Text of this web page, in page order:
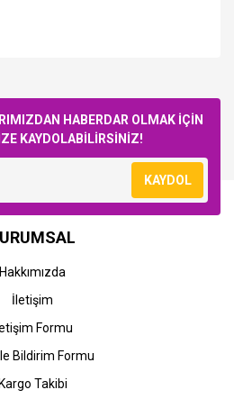
HABERDAR OLMAK İÇİN
KAYDOLABİLİRSİNİZ!
KAYDOL
Hakkımızda
İletişim
Formu
Bildirim Formu
Kargo Takibi